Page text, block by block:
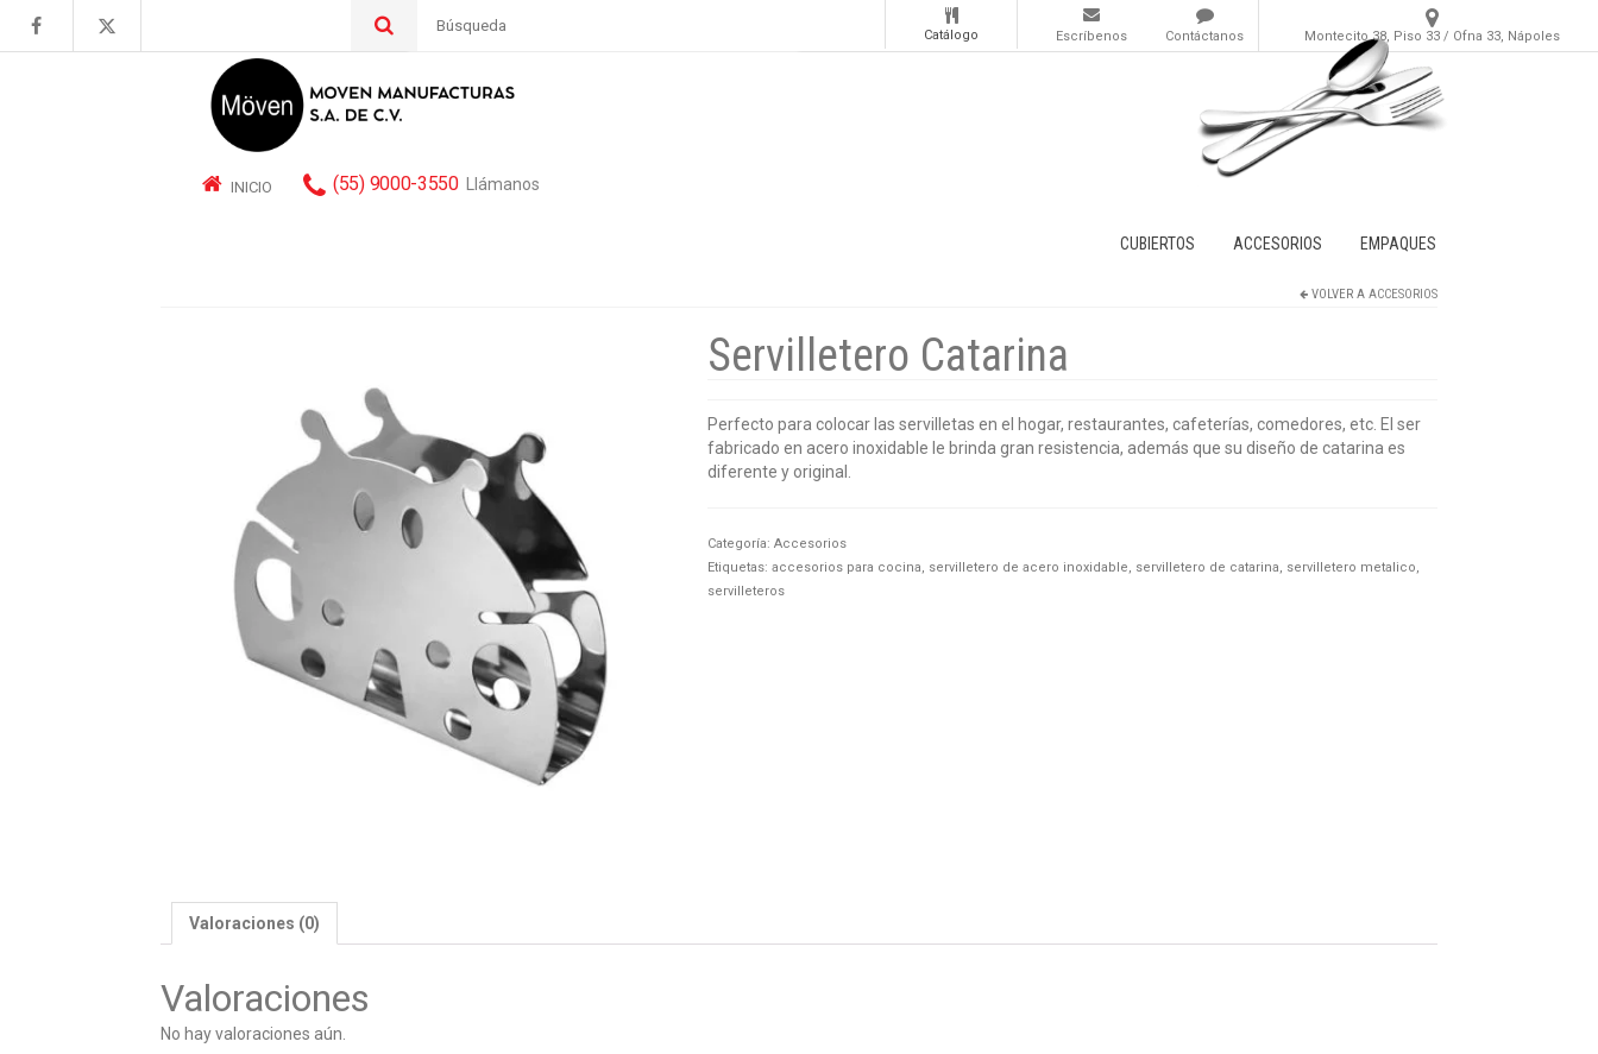
por:
Montecito 38, Piso 33 / Ofna 33, Nápoles
Contáctanos
Escríbenos
Catálogo
INICIO (55) 9000-3550 Llámanos
CUBIERTOS ACCESORIOS EMPAQUES
VOLVER A ACCESORIOS
Servilletero Catarina
Perfecto para colocar las servilletas en el hogar, restaurantes, cafeterías, comedores, etc. El ser
fabricado en acero inoxidable le brinda gran resistencia, además que su diseño de catarina es
diferente y original.
Categoría: Accesorios
Etiquetas: accesorios para cocina servilletero de acero inoxidable servilletero de catarina servilletero metalico
servilleteros
Valoraciones (0)
Valoraciones
No hay valoraciones aún.